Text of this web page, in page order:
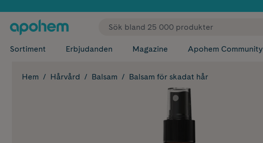
✓ Fri frakt
Sortiment Erbjudanden Magazine Apohem Community
Hem Hårvård Balsam Balsam för skadat hår